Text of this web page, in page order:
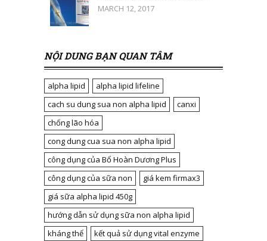
MARCH 12, 2017
NỘI DUNG BẠN QUAN TÂM
alpha lipid
alpha lipid lifeline
cach su dung sua non alpha lipid
canxi
chống lão hóa
cong dung cua sua non alpha lipid
công dụng của Bổ Hoàn Dương Plus
công dụng của sữa non
giá kem firmax3
giá sữa alpha lipid 450g
hướng dẫn sử dụng sữa non alpha lipid
kháng thể
kết quả sử dụng vital enzyme